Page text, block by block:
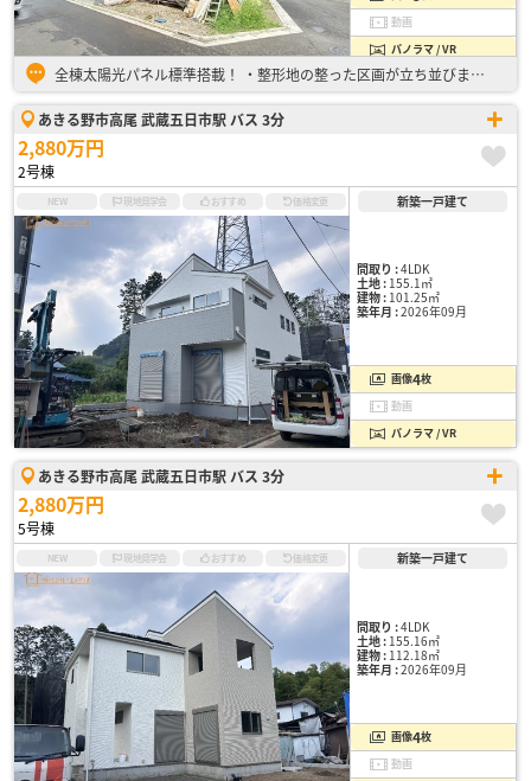
動画
パノラマ / VR
全棟太陽光パネル標準搭載！ ・整形地の整った区画が立ち並びます！ ・全居室6帖以上♪ ・キッズスペースとして活用できるリビング直結の6帖和室 ・バルコニーは屋根付きで突然の雨も心配無用！ 広々バ…
あきる野市高尾 武蔵五日市駅 バス 3分
2,880万円
2号棟
NEW 現地見学会 おすすめ 価格変更 新築一戸建て
間取り :4LDK
土地 :155.1㎡
建物 :101.25㎡
築年月 :2026年09月
画像4枚
動画
パノラマ / VR
あきる野市高尾 武蔵五日市駅 バス 3分
2,880万円
5号棟
NEW 現地見学会 おすすめ 価格変更 新築一戸建て
間取り :4LDK
土地 :155.16㎡
建物 :112.18㎡
築年月 :2026年09月
画像4枚
動画